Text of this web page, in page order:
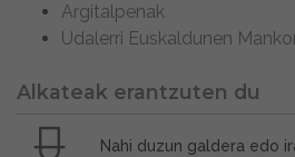
Argitalpenak
Udalerri Euskaldunen
Alkateak erantzuten du
Nahi duzun galdera edo